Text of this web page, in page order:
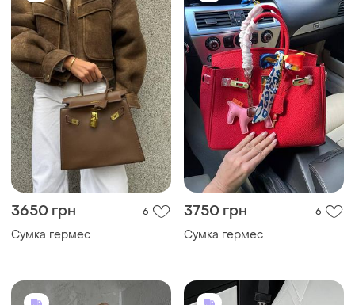
3650 грн 6
Сумка гермес
3750 грн 6
Сумка гермес